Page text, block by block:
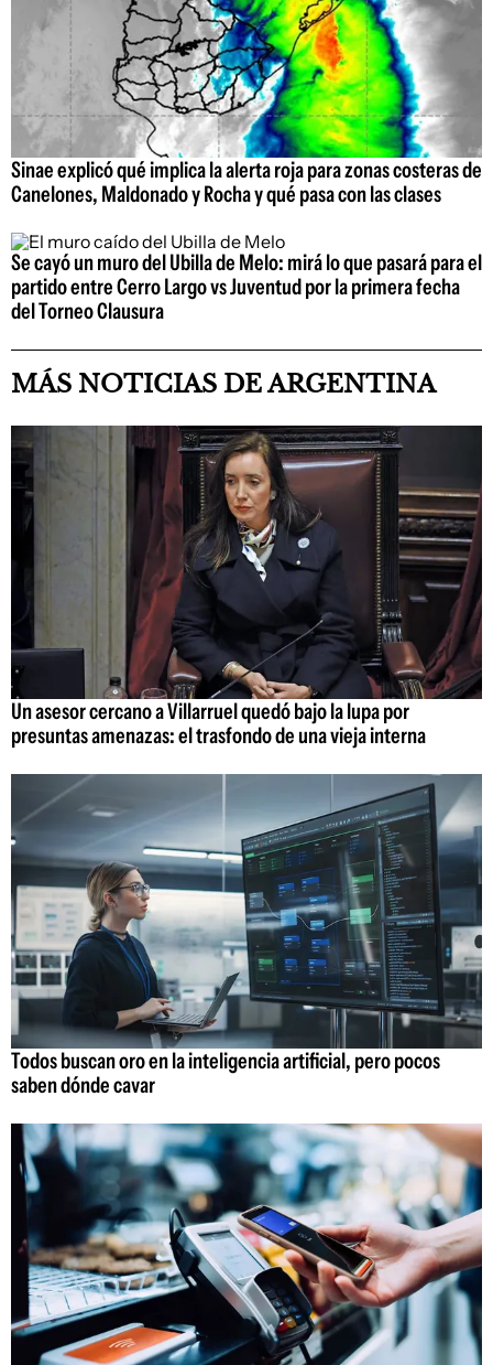
Sinae explicó qué implica la alerta roja para zonas costeras de
Canelones, Maldonado y Rocha y qué pasa con las clases
Se cayó un muro del Ubilla de Melo: mirá lo que pasará para el
partido entre Cerro Largo vs Juventud por la primera fecha
del Torneo Clausura
MÁS NOTICIAS DE ARGENTINA
Un asesor cercano a Villarruel quedó bajo la lupa por
presuntas amenazas: el trasfondo de una vieja interna
Todos buscan oro en la inteligencia artificial, pero pocos
saben dónde cavar